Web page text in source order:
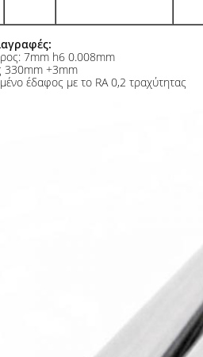
7mm h6 0.008mm
330mm +3mm
έδαφος με το RA 0,2 τραχύτητας